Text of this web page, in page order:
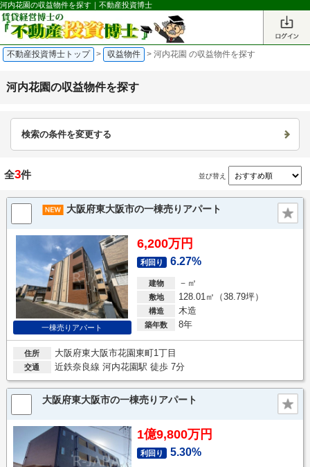
河内花園の収益物件を探す｜不動産投資博士
不動産投資博士トップ > 収益物件 > 河内花園 の収益物件を探す
河内花園の収益物件を探す
検索の条件を変更する
全3件 並び替え
大阪府東大阪市の一棟売りアパート
一棟売りアパート
6,200万円
利回り 6.27%
建物 －㎡
敷地 128.01㎡（38.79坪）
構造 木造
築年数 8年
住所 大阪府東大阪市花園東町1丁目
交通 近鉄奈良線 河内花園駅 徒歩 7分
大阪府東大阪市の一棟売りアパート
1億9,800万円
利回り 5.30%